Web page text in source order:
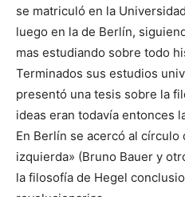
se matriculó en la
luego en la de Berlín,
mas estudiando sobre todo
Terminados sus estudios
presentó una tesis sobre la
ideas eran todavía entonces
En Berlín se acercó al círculo
izquierda» (Bruno Bauer y
la filosofía de Hegel